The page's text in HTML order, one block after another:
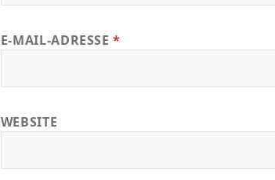
E-MAIL-ADRESSE*
WEBSITE